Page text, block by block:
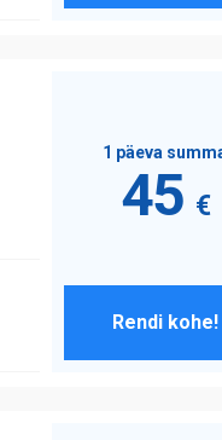
1 päeva
45 €
Rendi kohe!